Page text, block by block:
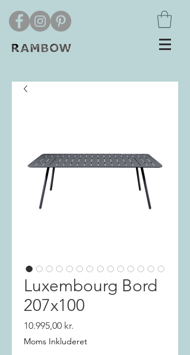
Luxembourg Bord
207x100
10.995,00 kr.
Moms Inkluderet